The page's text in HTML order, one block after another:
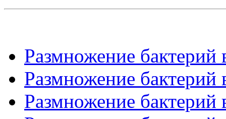
Размножение
Размножение
Размножение